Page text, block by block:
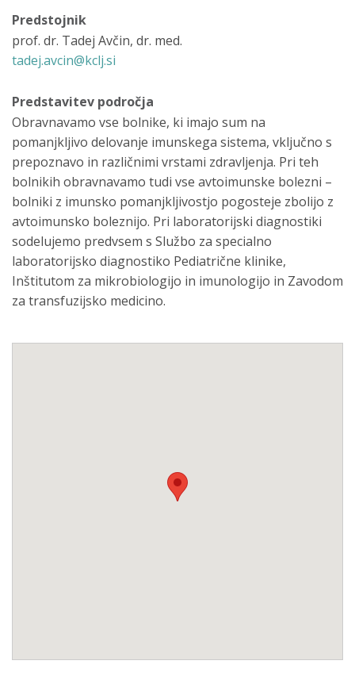
Predstojnik
prof. dr. Tadej Avčin, dr. med.
tadej.avcin@kclj.si
Predstavitev področja
Obravnavamo vse bolnike, ki imajo sum na
pomanjkljivo delovanje imunskega sistema, vključno s
prepoznavo in različnimi vrstami zdravljenja. Pri teh
bolnikih obravnavamo tudi vse avtoimunske bolezni –
bolniki z imunsko pomanjkljivostjo pogosteje zbolijo z
avtoimunsko boleznijo. Pri laboratorijski diagnostiki
sodelujemo predvsem s Službo za specialno
laboratorijsko diagnostiko Pediatrične klinike,
Inštitutom za mikrobiologijo in imunologijo in Zavodom
za transfuzijsko medicino.